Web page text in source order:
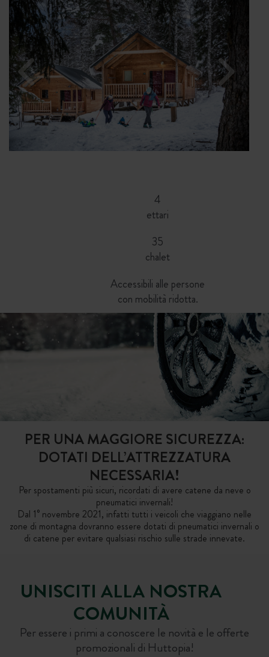
4
ettari
35
chalet
Accessibili alle persone
con mobilità ridotta.
PER UNA MAGGIORE SICUREZZA:
DOTATI DELL’ATTREZZATURA
NECESSARIA!
Per spostamenti più sicuri, ricordati di avere catene da neve o
pneumatici invernali!
Dal 1° novembre 2021, infatti tutti i veicoli che viaggiano nelle
zone di montagna dovranno essere dotati di pneumatici invernali o
di catene per evitare qualsiasi rischio sulle strade innevate.
UNISCITI ALLA NOSTRA
COMUNITÀ
Per essere i primi a conoscere le novità e le offerte
promozionali di Huttopia!